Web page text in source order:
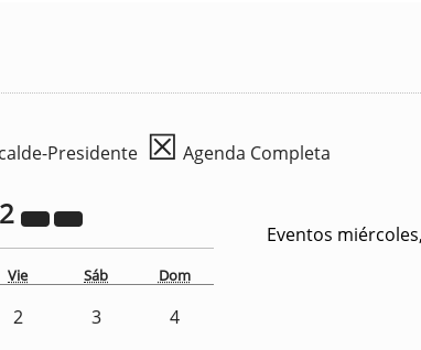
Presidente ☒ Agenda Completa
Vie Sáb Dom
2 3 4
Eventos